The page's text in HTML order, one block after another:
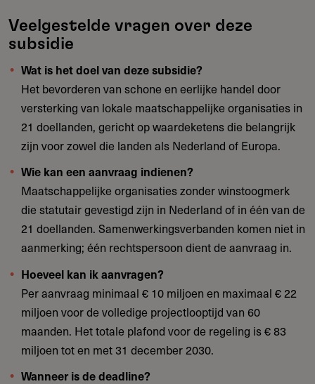
Veelgestelde vragen over deze
subsidie
Wat is het doel van deze subsidie?
Het bevorderen van schone en eerlijke handel door
versterking van lokale maatschappelijke organisaties in
21 doellanden, gericht op waardeketens die belangrijk
zijn voor zowel die landen als Nederland of Europa.
Wie kan een aanvraag indienen?
Maatschappelijke organisaties zonder winstoogmerk
die statutair gevestigd zijn in Nederland of in één van de
21 doellanden. Samenwerkingsverbanden komen niet in
aanmerking; één rechtspersoon dient de aanvraag in.
Hoeveel kan ik aanvragen?
Per aanvraag minimaal € 10 miljoen en maximaal € 22
miljoen voor de volledige projectlooptijd van 60
maanden. Het totale plafond voor de regeling is € 83
miljoen tot en met 31 december 2030.
Wanneer is de deadline?